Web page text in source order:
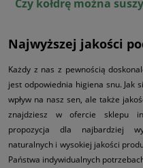
Czy kołdrę można
Najwyższej jakości
Każdy z nas z pewnością
jest odpowiednia higiena snu. Jak
wpływ na nasz sen, ale także
znajdziesz w ofercie sklepu
propozycja dla najbardziej
naturalnych i wysokiej jakości
Państwa indywidualnych